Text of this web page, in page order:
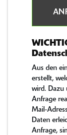
Aus den
erstellt,
wird. Dazu
Anfrage
Mail-
Daten
Anfrage,